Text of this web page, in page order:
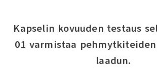
Kapselin kovuuden testaus
01 varmistaa
laadun.